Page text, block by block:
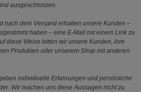
ausgeschlossen.
nach dem Versand erhalten unsere Kunden –
haben – eine E-Mail mit einem Link zu
diese Weise bitten wir unsere Kunden, ihre
Produkten oder unserem Shop mit anderen
individuelle Erfahrungen und persönliche
Wir machen uns diese Aussagen nicht zu